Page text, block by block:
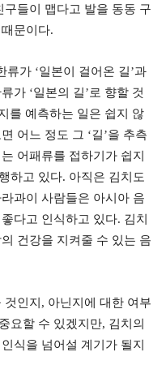
들이 맵다고 발을 동동 구
때문이다.
가 ‘일본이 걸어온 길’과
가 ‘일본의 길’로 향할 것
를 예측하는 일은 쉽지 않
어느 정도 그 ‘길’을 추측
어패류를 접하기가 쉽지
하고 있다. 아직은 김치도
과이 사람들은 아시아 음
다고 인식하고 있다. 김치
건강을 지켜줄 수 있는 음
인지, 아닌지에 대한 여부
요할 수 있겠지만, 김치의
식을 넘어설 계기가 될지